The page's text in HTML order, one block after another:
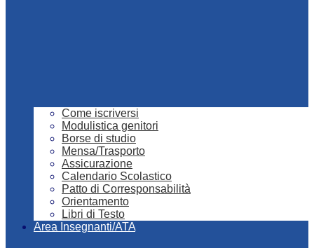
Come iscriversi
Modulistica genitori
Borse di studio
Mensa/Trasporto
Assicurazione
Calendario Scolastico
Patto di Corresponsabilità
Orientamento
Libri di Testo
Area Insegnanti/ATA